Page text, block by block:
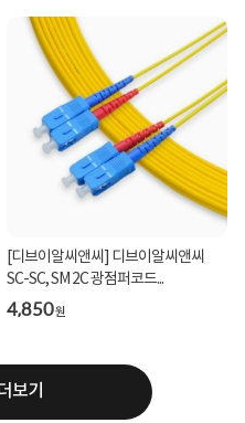
[디브이알씨앤씨] 디브이알씨앤씨
SC-SC, SM 2C 광점퍼코드...
4,850원
보기